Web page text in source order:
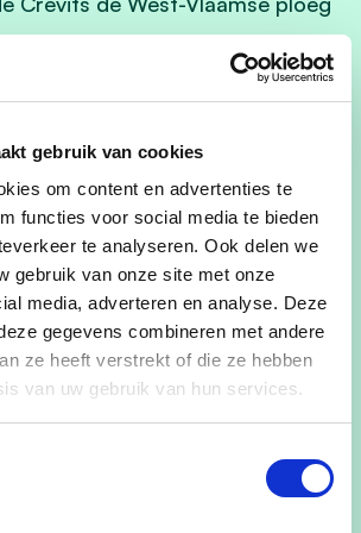
gebruik van cookies
om content en advertenties te
functies voor social media te bieden
te analyseren. Ook delen we
gebruik van onze site met onze
media, adverteren en analyse. Deze
gegevens combineren met andere
ze heeft verstrekt of die ze hebben
van uw gebruik van hun services.
zijn een bijzonder sterk duo
Het gaat om twee
met elk hun eigen
samen heel complementair
is dé West-Vlaamse rots in de
regering en groeide de
uit tot de zorgmama van
ouderen en de meest kwetsbaren